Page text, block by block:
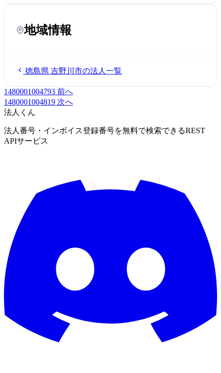
地域情報
徳島県 吉野川市の法人一覧
1480001004793 前へ
1480001004819 次へ
法人くん
法人番号・インボイス登録番号を無料で検索できるREST
APIサービス